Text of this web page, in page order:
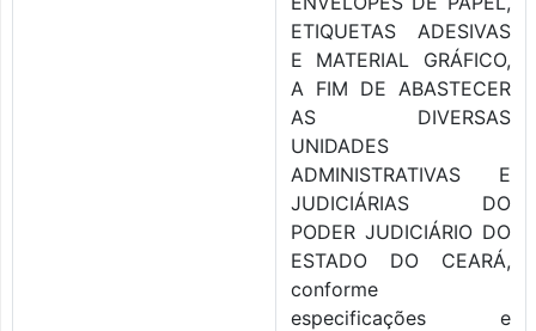
ETIQUETAS ADESIVAS
E MATERIAL GRÁFICO,
A FIM DE ABASTECER
AS DIVERSAS
UNIDADES
ADMINISTRATIVAS E
JUDICIÁRIAS DO
PODER JUDICIÁRIO DO
ESTADO DO CEARÁ,
conforme
especificações e